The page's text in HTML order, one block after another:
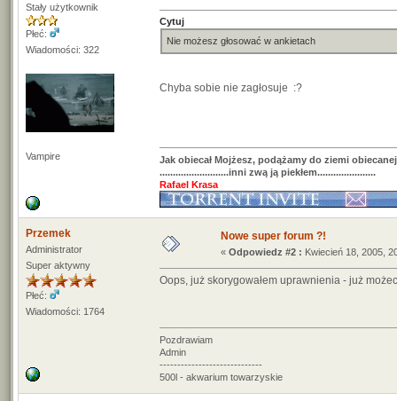
Stały użytkownik
Płeć:
Wiadomości: 322
Vampire
Cytuj
Nie możesz głosować w ankietach
Chyba sobie nie zagłosuje :?
Jak obiecał Mojżesz, podążamy do ziemi
..........................inni zwą ją piekłem......................
Rafael Krasa
Przemek
Administrator
Super aktywny
Płeć:
Wiadomości: 1764
Nowe super forum ?!
« Odpowiedz #2 : Kwiecień 18, 2005,
Oops, już skorygowałem uprawnienia - już
Pozdrawiam
Admin
-----------------------------
500l - akwarium towarzyskie